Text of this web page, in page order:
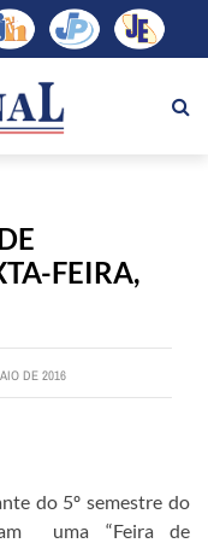
FEIRA,
DE 2016
do 5º semestre do
uma “Feira de